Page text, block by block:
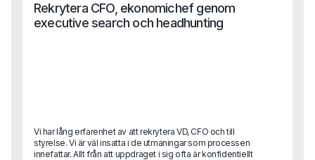
Rekrytera CFO, ekonomichef genom
executive search och headhunting
Vi har lång erfarenhet av att rekrytera VD, CFO och till
styrelse. Vi är väl insatta i de utmaningar som processen
innefattar. Allt från att uppdraget i sig ofta är konfidentiellt